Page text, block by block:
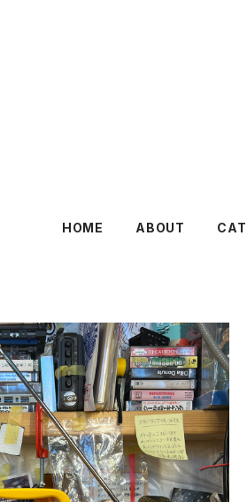
HOME ABOUT